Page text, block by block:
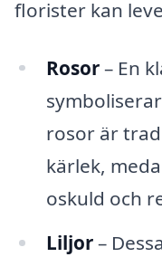
florister kan
Rosor– En
rosor är
kärlek,
oskuld och
Liljor–